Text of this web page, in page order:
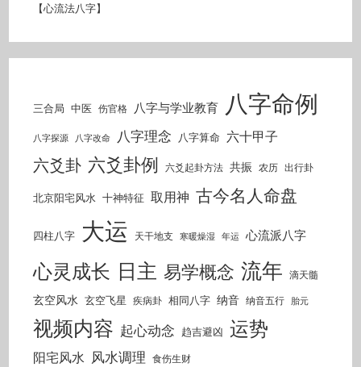
【心流法八字】
三合局 中医 伤官格 八字与学业教育 八字命例
八字探源 八字改命 八字理念 八字算命 六十甲子
六爻卦 六爻卦例 六爻起卦方法 共振 农历 出行卦
北京阳宅风水 十神特征 取用神 古今名人命盘
四柱八字 大运 天干地支 寒暖燥湿 年运 心流派八字
心灵成长 日主 易学概念 流年 滴天髓
玄空风水 玄空飞星 疾病卦 相同八字 纳音 纳音五行 胎元
视频内容 起心动念 趋吉避凶 运势
阳宅风水 风水调理 食伤生财